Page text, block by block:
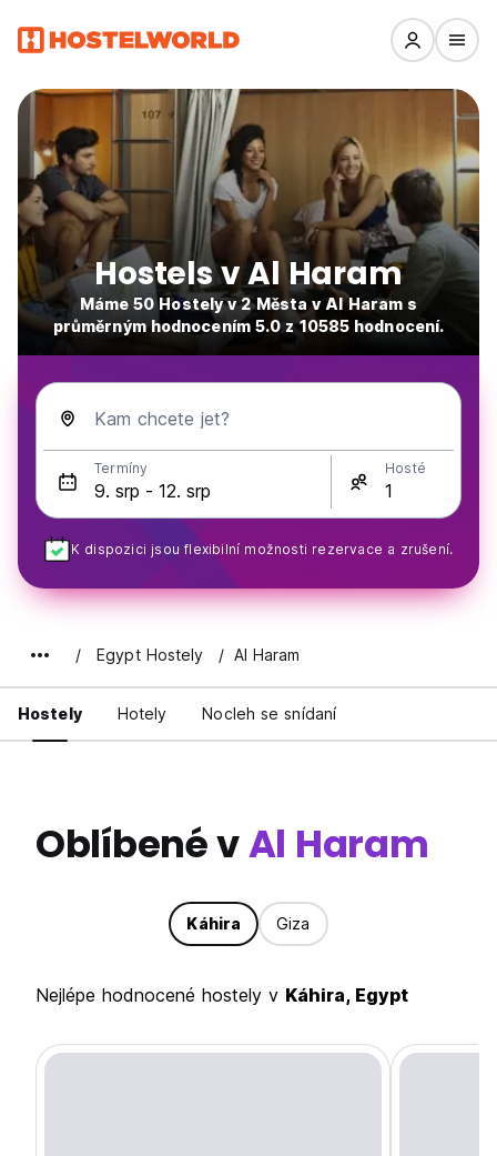
Hostels v Al Haram
Máme 50 Hostely v 2 Města v Al Haram s
průměrným hodnocením 5.0 z 10585 hodnocení.
Kam chcete jet?
Termíny Hosté
K dispozici jsou flexibilní možnosti rezervace a zrušení.
Egypt Hostely Al Haram
Hostely Hotely Nocleh se snídaní
Oblíbené vAl Haram
Káhira Giza
Nejlépe hodnocené hostely v Káhira, Egypt